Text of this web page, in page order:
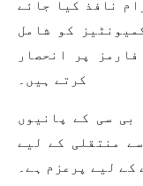
نافذ کیا جائے
کو شامل
پر انحصار
کرتے ہیں۔
بی سی کے پانیوں
منتقلی کے لیے
کے لیے پرعزم ہے۔